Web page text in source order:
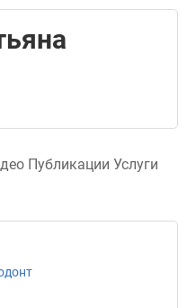
Публикации Услуги